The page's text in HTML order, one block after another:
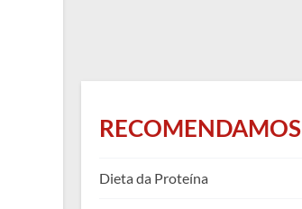
RECOMENDAMOS
Dieta da Proteína